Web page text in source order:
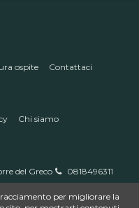
ospite Contattaci
Chi siamo
del Greco
0818496311
per migliorare la